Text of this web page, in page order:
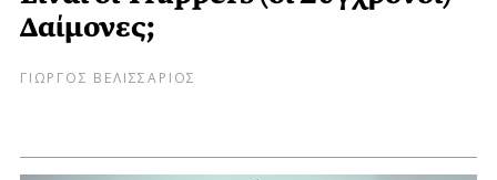
Δαίμονες;
ΓΙΩΡΓΟΣ ΒΕΛΙΣΣΑΡΙΟΣ